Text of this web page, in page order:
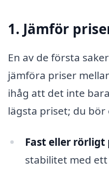
1. Jämför
En av de första
jämföra priser
ihåg att det inte
lägsta priset; du bör
Fast eller rörligt
stabilitet med